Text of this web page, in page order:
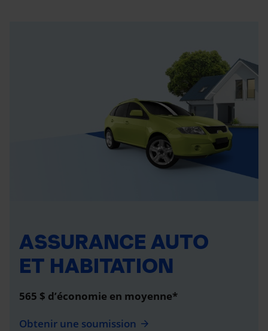
ASSURANCE AUTO
ET HABITATION
565 $ d’économie en moyenne*
Obtenir une soumission